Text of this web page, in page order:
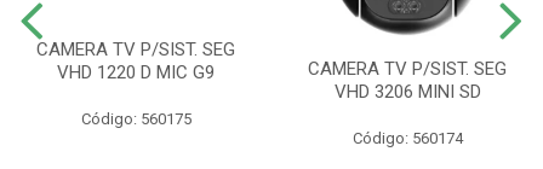
CAMERA TV P/SIST. SEG
VHD 1220 D MIC G9
Código: 560175
CAMERA TV P/SIST. SEG
VHD 3206 MINI SD
Código: 560174